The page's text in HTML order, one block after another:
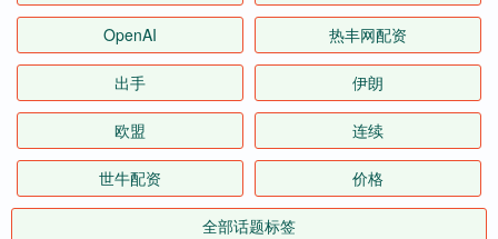
OpenAI 热丰网配资
出手 伊朗
欧盟 连续
世牛配资 价格
全部话题标签